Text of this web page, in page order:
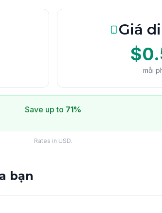
Giá
mỗi
Save up to 71%
Rates in USD.
bạn